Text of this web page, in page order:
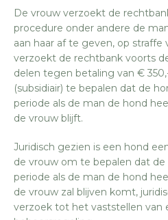
De vrouw verzoekt de
procedure onder andere de
aan haar af te geven, op straffe
verzoekt de rechtbank voorts
delen tegen betaling van €
(subsidiair) te bepalen dat de
periode als de man de hond
de vrouw blijft.
Juridisch gezien is een hond
de vrouw om te bepalen dat
periode als de man de hond
de vrouw zal blijven komt,
verzoek tot het vaststellen van